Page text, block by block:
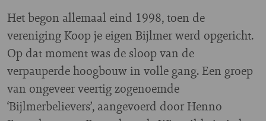
Het begon allemaal eind 1998, toen de
vereniging Koop je eigen Bijlmer werd opgericht.
Op dat moment was de sloop van de
verpauperde hoogbouw in volle gang. Een groep
van ongeveer veertig zogenoemde
‘Bijlmerbelievers’, aangevoerd door Henno